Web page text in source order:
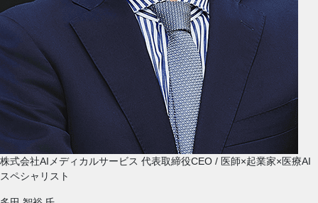
株式会社AIメディカルサービス 代表取締役CEO / 医師×起業家×医療AI
スペシャリスト